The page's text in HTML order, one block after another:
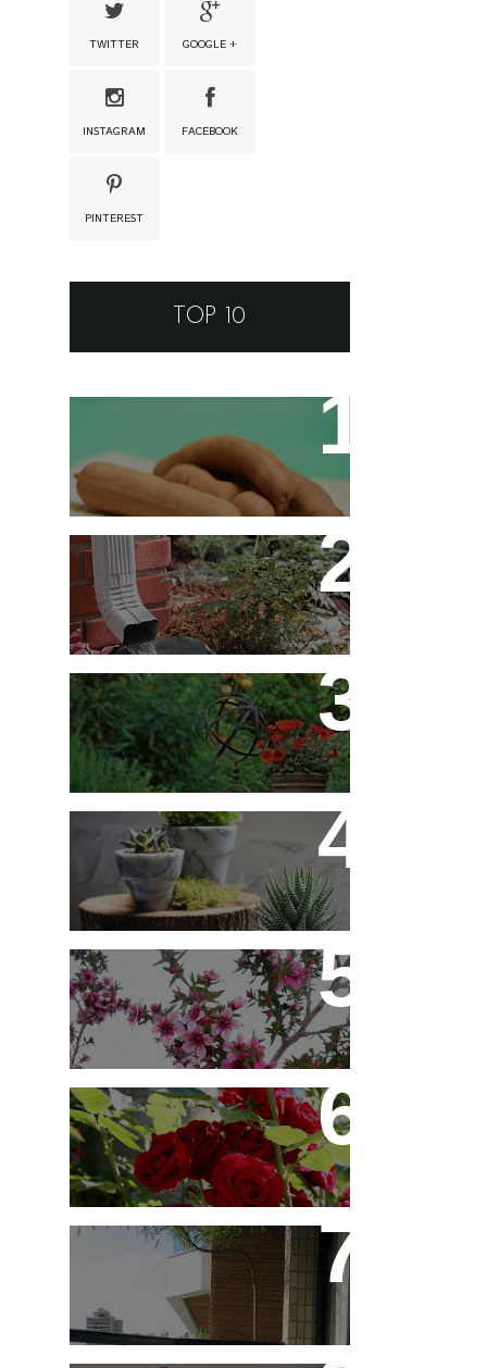
TWITTER GOOGLE +
INSTAGRAM FACEBOOK
PINTEREST
TOP 10
Tamarino Ou Tamarindo?
Qual o Correto?
Decoração - Folhas
[Faça Você Mesmo]
Flores em Meu Jardim o
Ano Todo
10 Novos Vasinhos na
Decoração - Parte 1
Érica Japonesa -
Aprenda a Cultivar
Você Sabe Tudo Sobre
Rosas?
Saiba Tudo Sobre
Jardins de Inverno